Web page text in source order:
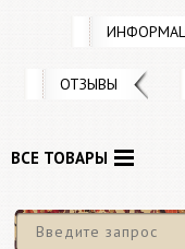
ОТЗЫВЫ
ВСЕ ТОВАРЫ